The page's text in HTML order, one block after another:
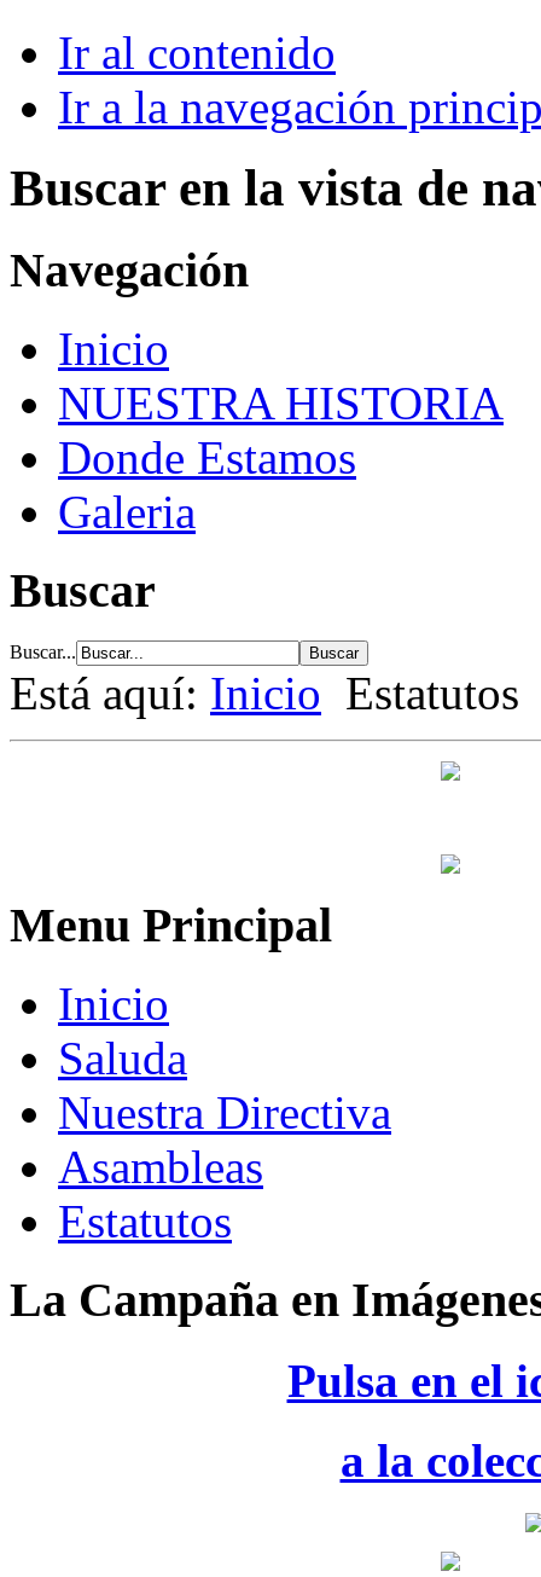
Ir al contenido
Ir a la navegación
Buscar en la vista de
Navegación
Inicio
NUESTRA HISTORIA
Donde Estamos
Galeria
Buscar
Buscar...
Está aquí: Inicio Estatutos
Menu Principal
Inicio
Saluda
Nuestra Directiva
Asambleas
Estatutos
La Campaña en
Pulsa en el
a la